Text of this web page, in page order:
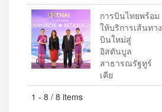
การบินไทยพร้อม
ให้บริการเส้นทาง
บินใหม่สู่
อิสตันบูล
สาธารณรัฐทูร์
เคีย
1 - 8 / 8 items